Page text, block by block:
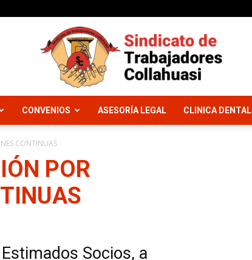
Sindicato
CONVENIOS ASESORÍA LEGAL CLINICA DENTAL
CONTINUAS
POR
Estimados Socios, a